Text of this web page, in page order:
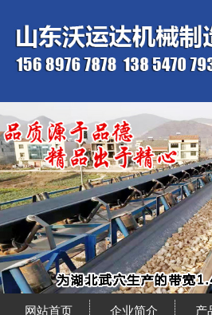
网站首页 企业简介 产